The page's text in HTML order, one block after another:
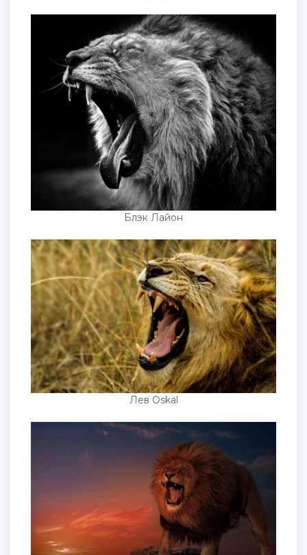
Блэк Лайон
Лев Oskal